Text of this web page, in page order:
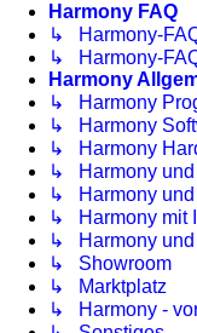
Harmony FAQ
↳ Harmony-
↳ Harmony-
Harmony
↳ Harmony
↳ Harmony
↳ Harmony
↳ Harmony und
↳ Harmony und
↳ Harmony mit
↳ Harmony und
↳ Showroom
↳ Marktplatz
↳ Harmony -